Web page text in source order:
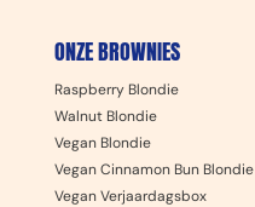
ONZE BROWNIES
Raspberry Blondie
Walnut Blondie
Vegan Blondie
Vegan Cinnamon Bun Blondie
Vegan Verjaardagsbox